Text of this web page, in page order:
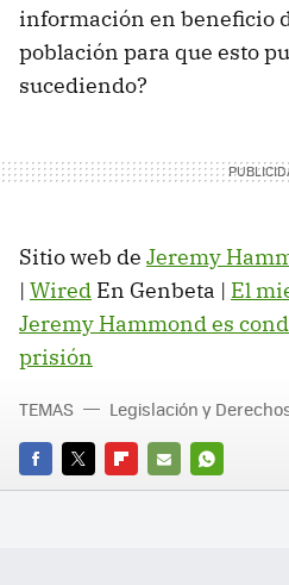
información en beneficio
población para que esto
sucediendo?
Sitio web de Jeremy
| Wired En Genbeta | El
Jeremy Hammond es
prisión
FACEBOOK
TWITTERFLIPBOARD
E-
WHATSAPP
TEMAS Legislación y